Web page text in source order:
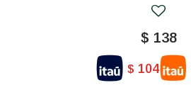
$ 138
$ 104